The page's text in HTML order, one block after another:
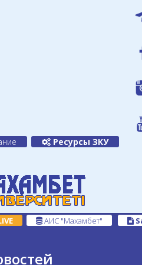
Ресурсы ЗКУ
АИС "Махамбет"